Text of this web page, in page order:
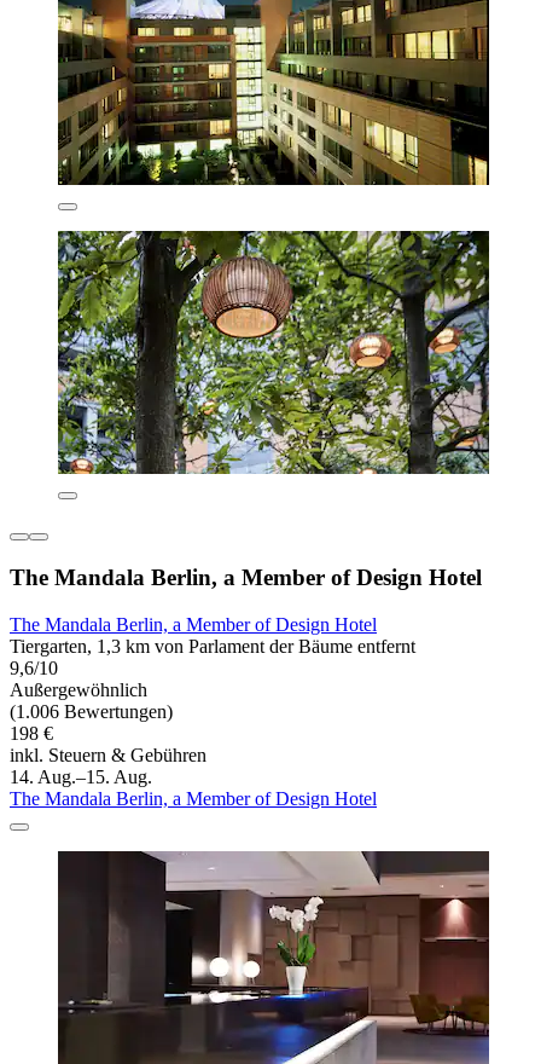
The Mandala Berlin, a Member of Design Hotel
The Mandala Berlin, a Member of Design Hotel
Tiergarten, 1,3 km von Parlament der Bäume entfernt
9,6/10
Außergewöhnlich
(1.006 Bewertungen)
198 €
inkl. Steuern & Gebühren
14. Aug.–15. Aug.
The Mandala Berlin, a Member of Design Hotel